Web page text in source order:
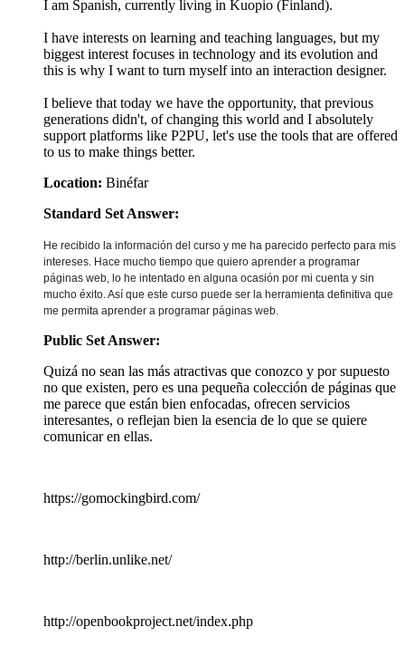
I am Spanish, currently living in Kuopio (Finland).
I have interests on learning and teaching languages, but my
biggest interest focuses in technology and its evolution and
this is why I want to turn myself into an interaction designer.
I believe that today we have the opportunity, that previous
generations didn't, of changing this world and I absolutely
support platforms like P2PU, let's use the tools that are offered
to us to make things better.
Location: Binéfar
Standard Set Answer:
He recibido la información del curso y me ha parecido perfecto para mis
intereses. Hace mucho tiempo que quiero aprender a programar
páginas web, lo he intentado en alguna ocasión por mi cuenta y sin
mucho éxito. Así que este curso puede ser la herramienta definitiva que
me permita aprender a programar páginas web.
Public Set Answer:
Quizá no sean las más atractivas que conozco y por supuesto
no que existen, pero es una pequeña colección de páginas que
me parece que están bien enfocadas, ofrecen servicios
interesantes, o reflejan bien la esencia de lo que se quiere
comunicar en ellas.
https://gomockingbird.com/
http://berlin.unlike.net/
http://openbookproject.net/index.php